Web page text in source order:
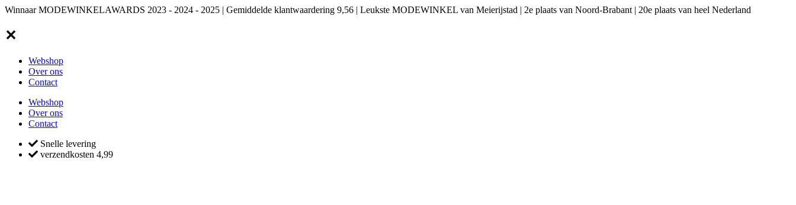
Winnaar MODEWINKELAWARDS 2023 - 2024 - 2025 | Gemiddelde klantwaardering 9,56 | Leukste MODEWINKEL van Meierijstad | 2e plaats van Noord-Brabant | 20e plaats van heel Nederland
✕
Webshop
Over ons
Contact
Webshop
Over ons
Contact
Snelle levering
verzendkosten 4,99